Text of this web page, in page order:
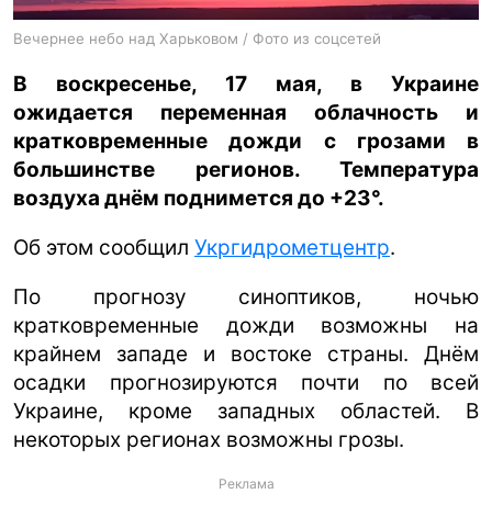
Вечернее небо над Харьковом / Фото из соцсетей
В воскресенье, 17 мая, в Украине
ожидается переменная облачность и
кратковременные дожди с грозами в
большинстве регионов. Температура
воздуха днём поднимется до +23°.
Об этом сообщил Укргидрометцентр.
По прогнозу синоптиков, ночью
кратковременные дожди возможны на
крайнем западе и востоке страны. Днём
осадки прогнозируются почти по всей
Украине, кроме западных областей. В
некоторых регионах возможны грозы.
Реклама